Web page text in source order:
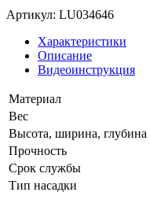
Артикул: LU034646
Характеристики
Описание
Видеоинструкция
Материал
Вес
Высота, ширина, глубина
Прочность
Срок службы
Тип насадки